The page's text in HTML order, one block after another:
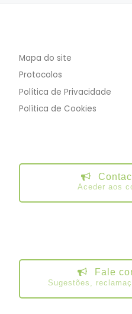
Mapa do site
Protocolos
Política de Privacidade
Política de Cookies
Aceder aos
Fale
Sugestões,